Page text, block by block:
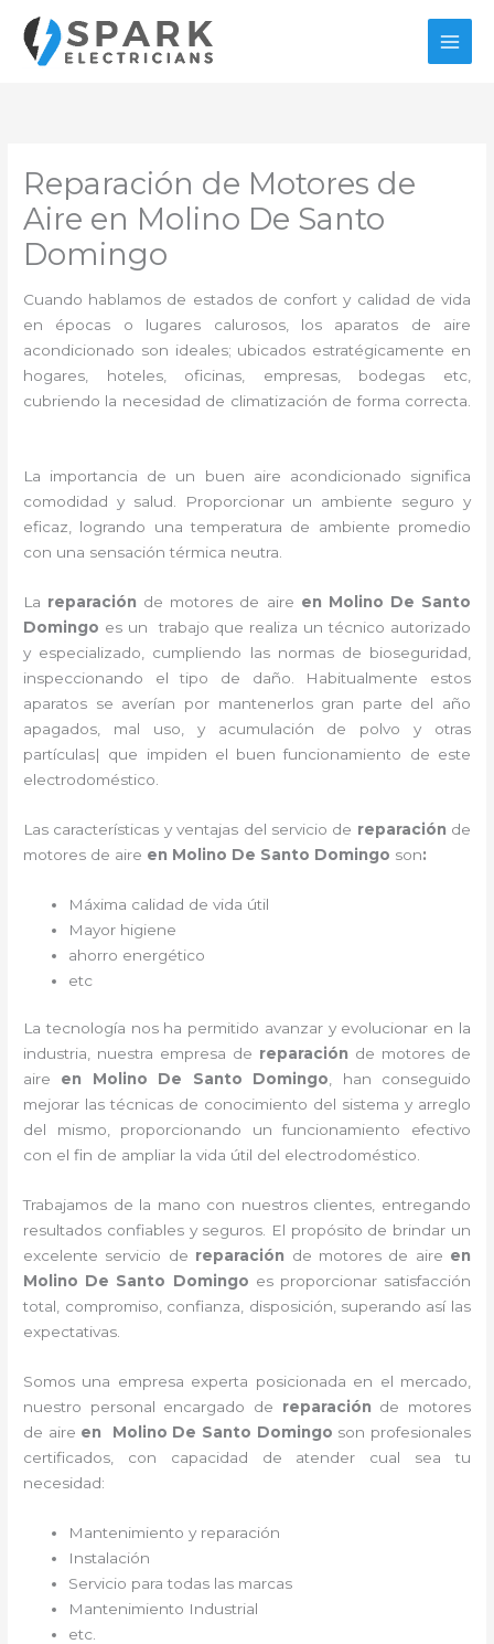
contenido
Reparación de Motores de
Aire en Molino De Santo
Domingo
Cuando hablamos de estados de confort y calidad de vida
en épocas o lugares calurosos, los aparatos de aire
acondicionado son ideales; ubicados estratégicamente en
hogares, hoteles, oficinas, empresas, bodegas etc,
cubriendo la necesidad de climatización de forma correcta.
La importancia de un buen aire acondicionado significa
comodidad y salud. Proporcionar un ambiente seguro y
eficaz, logrando una temperatura de ambiente promedio
con una sensación térmica neutra.
La reparación de motores de aire en Molino De Santo
Domingo es un
trabajo que realiza un técnico autorizado
y especializado, cumpliendo las normas de bioseguridad,
inspeccionando el tipo de daño. Habitualmente estos
aparatos se averían por mantenerlos gran parte del año
apagados, mal uso, y acumulación de polvo y otras
partículas| que impiden el buen funcionamiento de este
electrodoméstico.
Las características y ventajas del servicio de reparación de
motores de aire en Molino De Santo Domingo son:
Máxima calidad de vida útil
Mayor higiene
ahorro energético
etc
La tecnología nos ha permitido avanzar y evolucionar en la
industria, nuestra empresa de reparación de motores de
aire en Molino De Santo Domingo, han conseguido
mejorar las técnicas de conocimiento del sistema y arreglo
del mismo, proporcionando un funcionamiento efectivo
con el fin de ampliar la vida útil del electrodoméstico.
Trabajamos de la mano con nuestros clientes, entregando
resultados confiables y seguros. El propósito de brindar un
excelente servicio de reparación de motores de aire en
Molino De Santo Domingo es proporcionar satisfacción
total, compromiso, confianza, disposición, superando así las
expectativas.
Somos una empresa experta posicionada en el mercado,
nuestro personal encargado de reparación de motores
de aire en Molino De Santo Domingo son profesionales
certificados, con capacidad de atender cual sea tu
necesidad:
Mantenimiento y reparación
Instalación
Servicio para todas las marcas
Mantenimiento Industrial
etc.